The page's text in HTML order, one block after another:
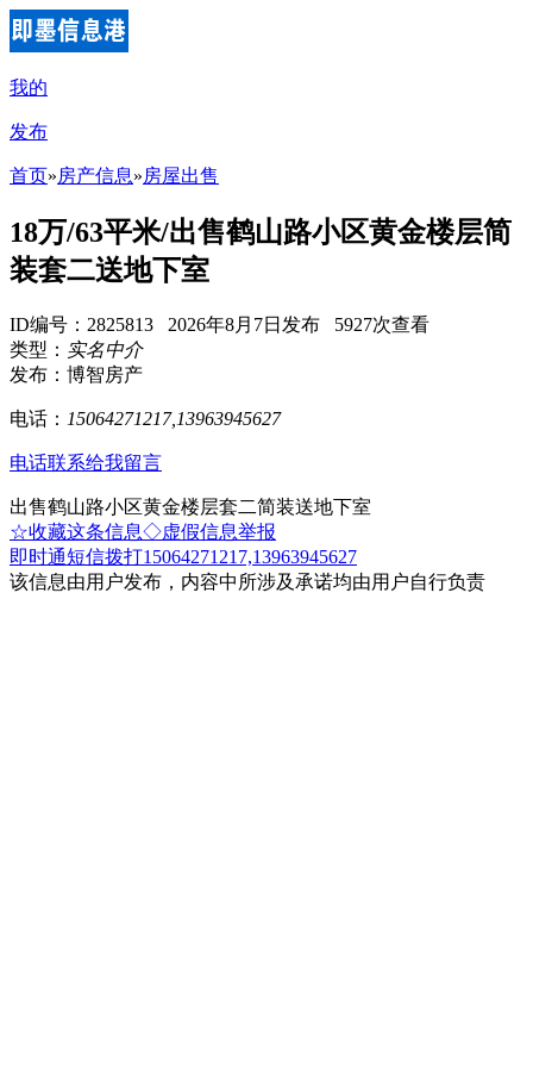
我的
发布
首页»房产信息»房屋出售
18万/63平米/出售鹤山路小区黄金楼层简
装套二送地下室
ID编号：2825813 2026年8月7日发布 5927次查看
类型： 实名中介
发布：博智房产
电话： 15064271217,13963945627
电话联系给我留言
出售鹤山路小区黄金楼层套二简装送地下室
☆收藏这条信息◇虚假信息举报
即时通短信拨打15064271217,13963945627
该信息由用户发布，内容中所涉及承诺均由用户自行负责